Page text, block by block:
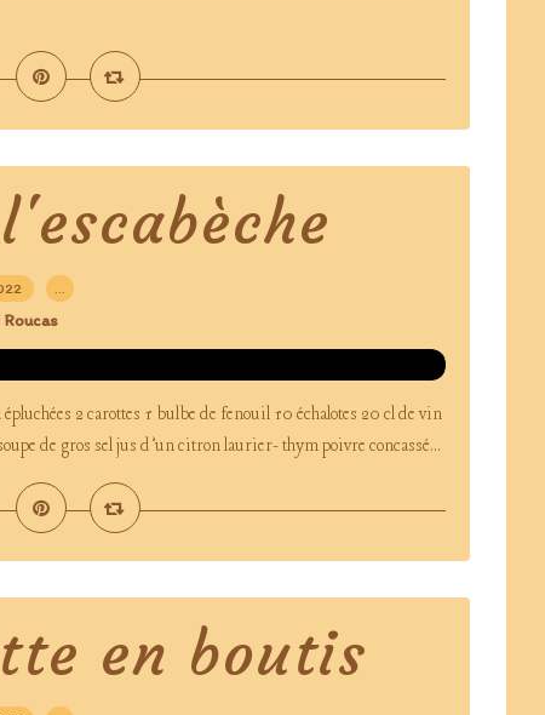
…
Roucas
2 carottes 1 bulbe de fenouil 10 échalotes 20 cl de vin
de gros sel jus d’un citron laurier- thym poivre concassé...
en boutis